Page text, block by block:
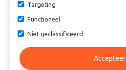
Slangtule Nr.40 RVS 1-1/2” x
€ 23,98
Targeting
Functioneel
Niet geclassificeerd
Accepteer